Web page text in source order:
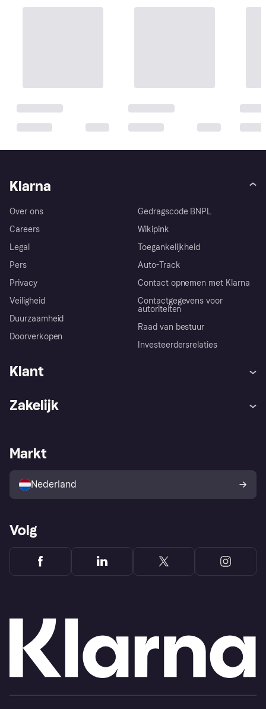
Klarna
Over ons
Careers
Legal
Pers
Privacy
Veiligheid
Duurzaamheid
Doorverkopen
Gedragscode BNPL
Wikipink
Toegankelijkheid
Auto-Track
Contact opnemen met Klarna
Contactgegevens voor
autoriteiten
Raad van bestuur
Investeerdersrelaties
Klant
Winkeloverzicht
Kopersbescherming voor
consumenten
Zakelijk
Zakelijke login
Markt
Nederland
Volg